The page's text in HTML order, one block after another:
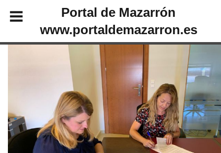
Portal de Mazarrón
www.portaldemazarron.es